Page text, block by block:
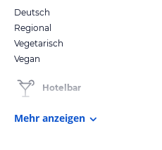
Deutsch
Regional
Vegetarisch
Vegan
Hotelbar
Mehr anzeigen